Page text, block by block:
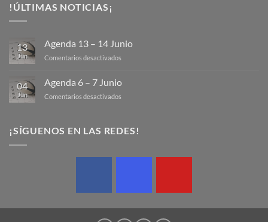
!ÚLTIMAS NOTICIAS¡
13
Jun
Agenda 13 – 14 Junio
Comentarios desactivados
–
04
Jun
Agenda 6 – 7 Junio
Comentarios desactivados
–
7
¡SÍGUENOS EN LAS REDES!